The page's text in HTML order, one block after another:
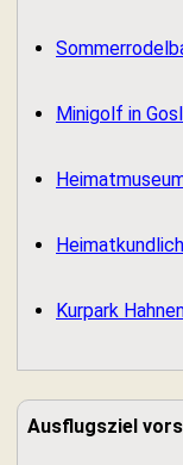
Minigolf in
Kurpark
Ausflugsziel